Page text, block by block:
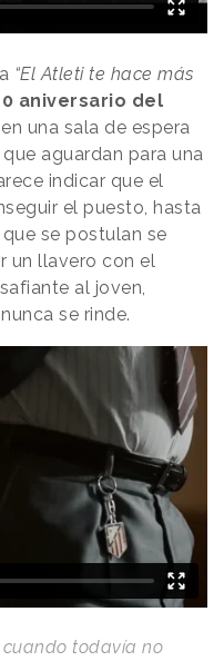
“El Atleti te hace más
aniversario del
una sala de espera
aguardan para una
indicar que el
el puesto, hasta
se postulan se
un llavero con el
al joven,
se rinde.
cuando todavía no